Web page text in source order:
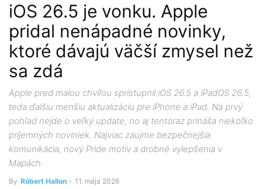
iOS 26.5 je vonku. Apple
pridal nenápadné novinky,
ktoré dávajú väčší zmysel než
sa zdá
Apple pred malou chvíľou sprístupnil iOS 26.5 a iPadOS 26.5,
teda ďalšiu menšiu aktualizáciu pre iPhone a iPad. Na prvý
pohľad nejde o veľký update, no aj tentoraz prináša niekoľko
príjemných noviniek. Najviac zaujme bezpečnejšia
komunikácia, nový Pride motív a drobné vylepšenia v
Mapách.
By Róbert Hallon - 11. mája 2026